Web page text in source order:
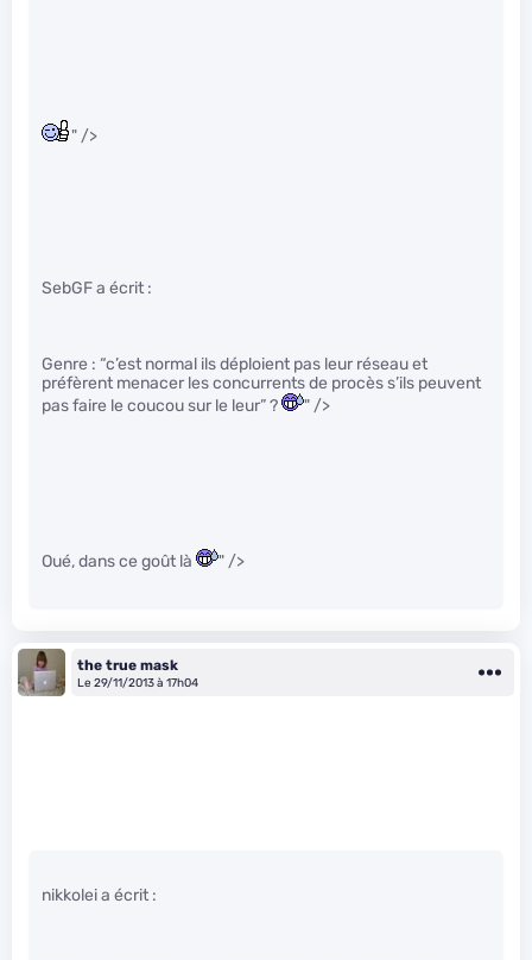
" />
SebGF a écrit :
Genre : “c’est normal ils déploient pas leur réseau et
préfèrent menacer les concurrents de procès s’ils peuvent
pas faire le coucou sur le leur” ?
" />
Oué, dans ce goût là " />
the true mask
Le 29/11/2013 à 17h04
nikkolei a écrit :